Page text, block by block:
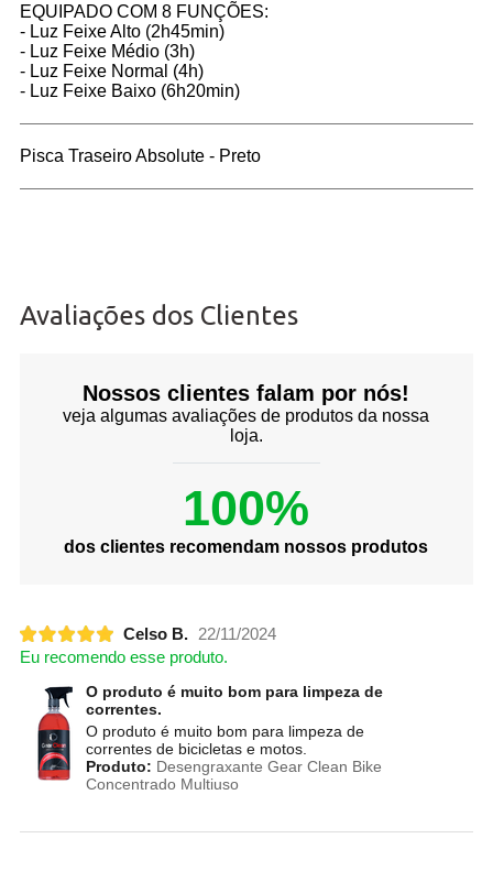
EQUIPADO COM 8 FUNÇÕES:
- Luz Feixe Alto (2h45min)
- Luz Feixe Médio (3h)
- Luz Feixe Normal (4h)
- Luz Feixe Baixo (6h20min)
Pisca Traseiro Absolute - Preto
Avaliações dos Clientes
Nossos clientes falam por nós!
veja algumas avaliações de produtos da nossa
loja.
100%
dos clientes recomendam nossos produtos
Celso B.
22/11/2024
Eu recomendo esse produto.
O produto é muito bom para limpeza de
correntes.
O produto é muito bom para limpeza de
correntes de bicicletas e motos.
Produto: Desengraxante Gear Clean Bike
Concentrado Multiuso